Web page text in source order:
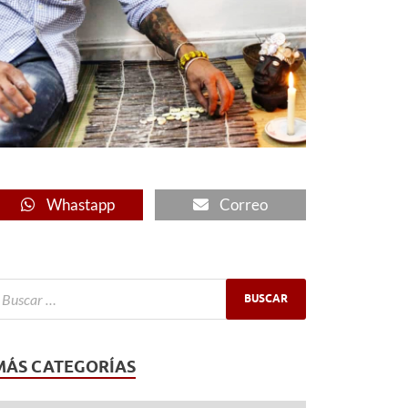
Whastapp Correo
CATEGORÍAS